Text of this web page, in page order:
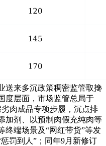
送来多沉政策稠密监管取搀
度层面，市场监管总局于
肉成品专项步履，沉点排
加剂、以预制肉假充纯肉等
终端场景及“网红带货”等发
罚到人”；同年9月新修订